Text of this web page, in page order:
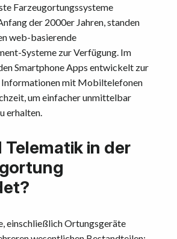
Farzeugortungssysteme
der 2000er Jahren, standen
web-basierende
Systeme zur Verfügung. Im
Smartphone Apps entwickelt zur
Informationen mit Mobiltelefonen
um einfacher unmittelbar
erhalten.
Telematik in der
einschließlich Ortungsgeräte